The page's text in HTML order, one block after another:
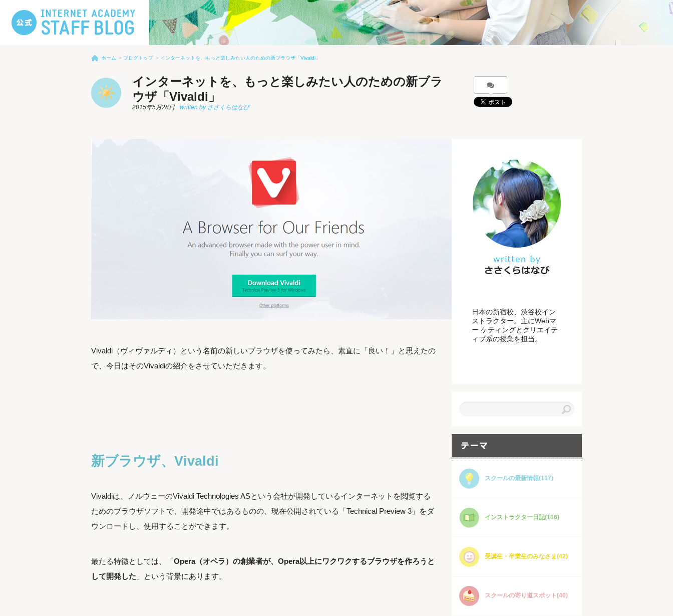
ホーム ブログトップ インターネットを、もっと楽しみたい人のための新ブラウザ「Vivaldi」
インターネットを、もっと楽しみたい人のための新ブラ
ウザ「Vivaldi」
2015年5月28日
Vivaldi（ヴィヴァルディ）という名前の新しいブラウザを使ってみたら、素直に「良い！」と思えたの
で、今日はそのVivaldiの紹介をさせていただきます。
新ブラウザ、Vivaldi
Vivaldiは、ノルウェーのVivaldi Technologies ASという会社が開発しているインターネットを閲覧する
ためのブラウザソフトで、開発途中ではあるものの、現在公開されている「Technical Preview 3」をダ
ウンロードし、使用することができます。
最たる特徴としては、「Opera（オペラ）の創業者が、Opera以上にワクワクするブラウザを作ろうと
して開発した 」という背景にあります。
日本の新宿校、渋谷校イン
ストラクター。主にWebマ
ー ケティングとクリエイテ
ィブ系の授業を担当。
スクールの最新情報(117)
インストラクター日記(116)
受講生・卒業生のみなさま(42)
スクールの寄り道スポット(40)